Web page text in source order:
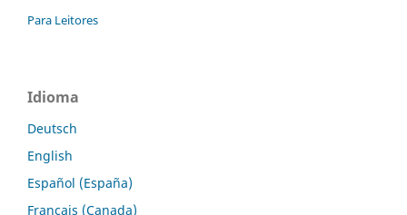
Para Leitores
Idioma
Deutsch
English
Español (España)
Français (Canada)